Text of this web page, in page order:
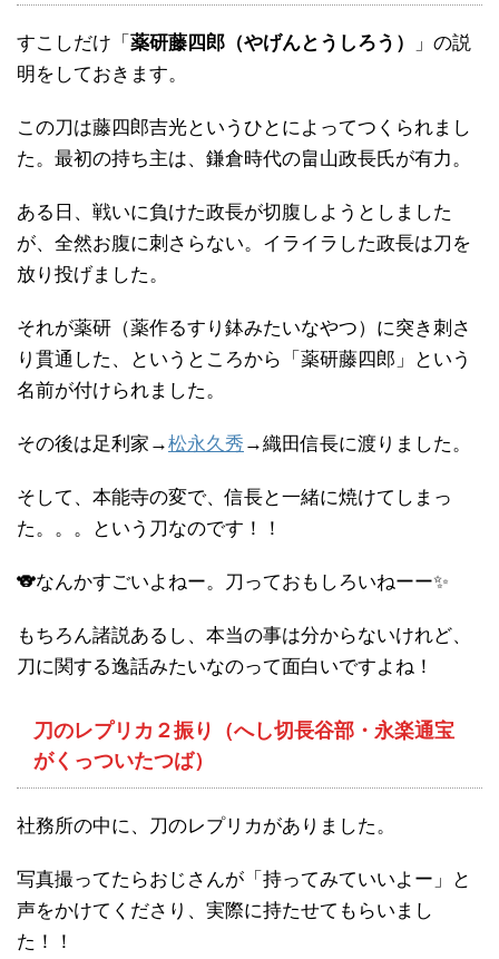
すこしだけ「 薬研藤四郎（やげんとうしろう）
」の説
明をしておきます。
この刀は藤四郎吉光というひとによってつくられまし
た。最初の持ち主は、鎌倉時代の畠山政長氏が有力。
ある日、戦いに負けた政長が切腹しようとしました
が、全然お腹に刺さらない。イライラした政長は刀を
放り投げました。
それが薬研（薬作るすり鉢みたいなやつ）に突き刺さ
り貫通した、というところから「薬研藤四郎」という
名前が付けられました。
その後は足利家→松永久秀 →織田信長に渡りました。
そして、本能寺の変で、信長と一緒に焼けてしまっ
た。。。という刀なのです！！
🐨なんかすごいよねー。刀っておもしろいねーー✨
もちろん諸説あるし、本当の事は分からないけれど、
刀に関する逸話みたいなのって面白いですよね！
刀のレプリカ２振り（へし切長谷部・永楽通宝
がくっついたつば）
社務所の中に、刀のレプリカがありました。
写真撮ってたらおじさんが「持ってみていいよー」と
声をかけてくださり、実際に持たせてもらいまし
た！！